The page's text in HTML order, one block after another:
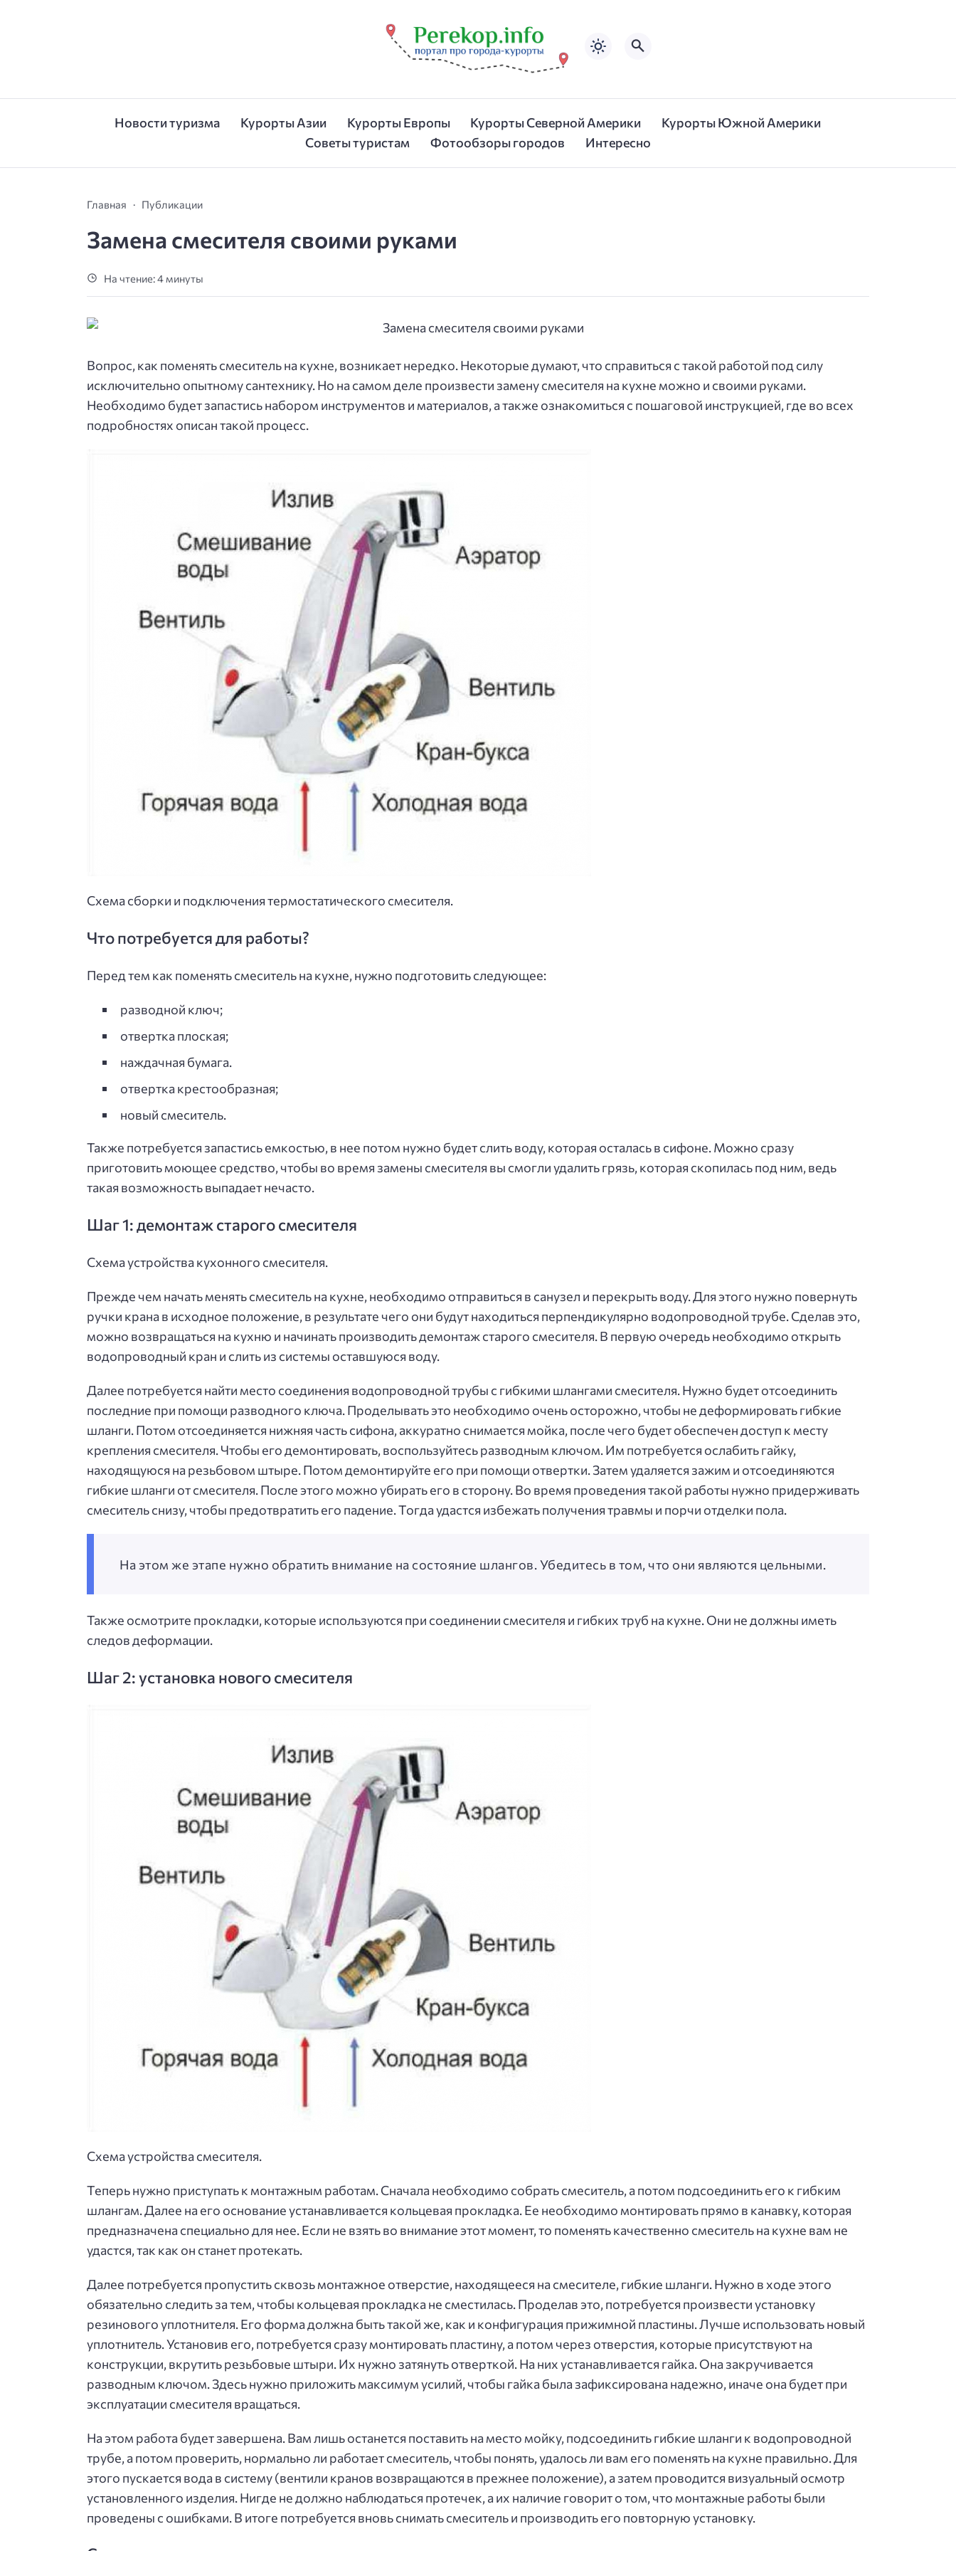
Новости туризма Курорты Азии Курорты Европы Курорты Северной Америки
Курорты Южной Америки
Советы туристам
Фотообзоры городов Интересно
Главная Публикации
Замена смесителя своими руками
На чтение: 4 минуты
Вопрос, как поменять смеситель на кухне, возникает нередко. Некоторые думают, что справиться с такой работой под силу
исключительно опытному сантехнику. Но на самом деле произвести замену смесителя на кухне можно и своими руками.
Необходимо будет запастись набором инструментов и материалов, а также ознакомиться с пошаговой инструкцией, где во всех
подробностях описан такой процесс.
Схема сборки и подключения термостатического смесителя.
Что потребуется для работы?
Перед тем как поменять смеситель на кухне, нужно подготовить следующее:
разводной ключ;
отвертка плоская;
наждачная бумага.
отвертка крестообразная;
новый смеситель.
Также потребуется запастись емкостью, в нее потом нужно будет слить воду, которая осталась в сифоне. Можно сразу
приготовить моющее средство, чтобы во время замены смесителя вы смогли удалить грязь, которая скопилась под ним, ведь
такая возможность выпадает нечасто.
Шаг 1: демонтаж старого смесителя
Схема устройства кухонного смесителя.
Прежде чем начать менять смеситель на кухне, необходимо отправиться в санузел и перекрыть воду. Для этого нужно повернуть
ручки крана в исходное положение, в результате чего они будут находиться перпендикулярно водопроводной трубе. Сделав это,
можно возвращаться на кухню и начинать производить демонтаж старого смесителя. В первую очередь необходимо открыть
водопроводный кран и слить из системы оставшуюся воду.
Далее потребуется найти место соединения водопроводной трубы с гибкими шлангами смесителя. Нужно будет отсоединить
последние при помощи разводного ключа. Проделывать это необходимо очень осторожно, чтобы не деформировать гибкие
шланги. Потом отсоединяется нижняя часть сифона, аккуратно снимается мойка, после чего будет обеспечен доступ к месту
крепления смесителя. Чтобы его демонтировать, воспользуйтесь разводным ключом. Им потребуется ослабить гайку,
находящуюся на резьбовом штыре. Потом демонтируйте его при помощи отвертки. Затем удаляется зажим и отсоединяются
гибкие шланги от смесителя. После этого можно убирать его в сторону. Во время проведения такой работы нужно придерживать
смеситель снизу, чтобы предотвратить его падение. Тогда удастся избежать получения травмы и порчи отделки пола.
На этом же этапе нужно обратить внимание на состояние шлангов. Убедитесь в том, что они являются цельными.
Также осмотрите прокладки, которые используются при соединении смесителя и гибких труб на кухне. Они не должны иметь
следов деформации.
Шаг 2: установка нового смесителя
Схема устройства смесителя.
Теперь нужно приступать к монтажным работам. Сначала необходимо собрать смеситель, а потом подсоединить его к гибким
шлангам. Далее на его основание устанавливается кольцевая прокладка. Ее необходимо монтировать прямо в канавку, которая
предназначена специально для нее. Если не взять во внимание этот момент, то поменять качественно смеситель на кухне вам не
удастся, так как он станет протекать.
Далее потребуется пропустить сквозь монтажное отверстие, находящееся на смесителе, гибкие шланги. Нужно в ходе этого
обязательно следить за тем, чтобы кольцевая прокладка не сместилась. Проделав это, потребуется произвести установку
резинового уплотнителя. Его форма должна быть такой же, как и конфигурация прижимной пластины. Лучше использовать новый
уплотнитель. Установив его, потребуется сразу монтировать пластину, а потом через отверстия, которые присутствуют на
конструкции, вкрутить резьбовые штыри. Их нужно затянуть отверткой. На них устанавливается гайка. Она закручивается
разводным ключом. Здесь нужно приложить максимум усилий, чтобы гайка была зафиксирована надежно, иначе она будет при
эксплуатации смесителя вращаться.
На этом работа будет завершена. Вам лишь останется поставить на место мойку, подсоединить гибкие шланги к водопроводной
трубе, а потом проверить, нормально ли работает смеситель, чтобы понять, удалось ли вам его поменять на кухне правильно. Для
этого пускается вода в систему (вентили кранов возвращаются в прежнее положение), а затем проводится визуальный осмотр
установленного изделия. Нигде не должно наблюдаться протечек, а их наличие говорит о том, что монтажные работы были
проведены с ошибками. В итоге потребуется вновь снимать смеситель и производить его повторную установку.